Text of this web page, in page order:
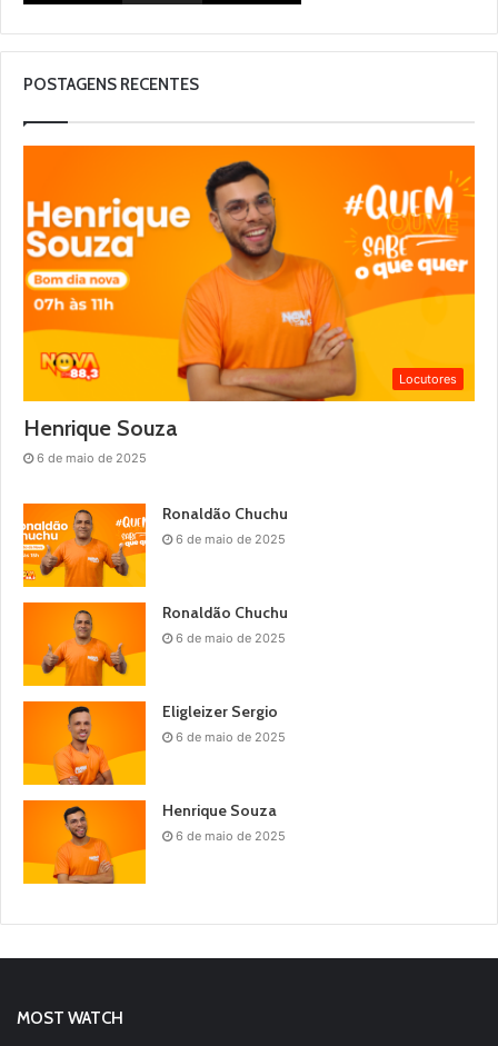
POSTAGENS RECENTES
Locutores
Henrique Souza
6 de maio de 2025
Ronaldão Chuchu
6 de maio de 2025
Ronaldão Chuchu
6 de maio de 2025
Eligleizer Sergio
6 de maio de 2025
Henrique Souza
6 de maio de 2025
MOST WATCH